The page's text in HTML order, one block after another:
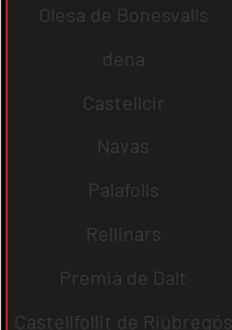
Olesa de Bonesvalls
dena
Castellcir
Navas
Palafolls
Rellinars
Premià de Dalt
Castellfollit de Riubregós